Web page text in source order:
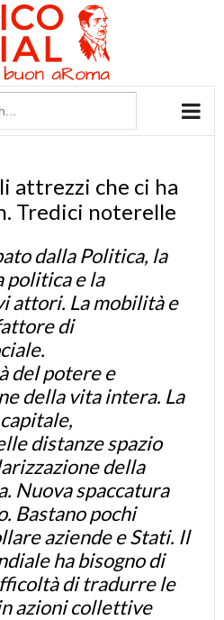
attrezzi che ci ha
Tredici noterelle
dalla Politica, la
politica e la
attori. La mobilità e
di
del potere e
della vita intera. La
distanze spazio
della
Nuova spaccatura
Bastano pochi
aziende e Stati. Il
ha bisogno di
di tradurre le
azioni collettive